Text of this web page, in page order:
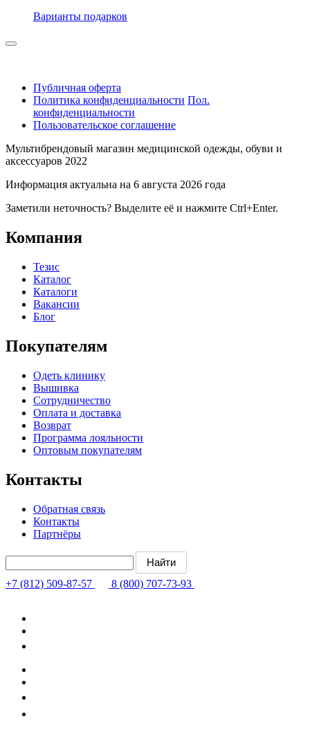
Варианты подарков
Публичная оферта
Политика конфиденциальности Пол.
конфиденциальности
Пользовательское соглашение
Мультибрендовый магазин медицинской одежды, обуви и
аксессуаров 2022
Информация актуальна на 6 августа 2026 года
Заметили неточность? Выделите её и нажмите Ctrl+Enter.
Компания
Тезис
Каталог
Каталоги
Вакансии
Блог
Покупателям
Одеть клинику
Вышивка
Сотрудничество
Оплата и доставка
Возврат
Программа лояльности
Оптовым покупателям
Контакты
Обратная связь
Контакты
Партнёры
+7 (812) 509-87-57 8 (800) 707-73-93